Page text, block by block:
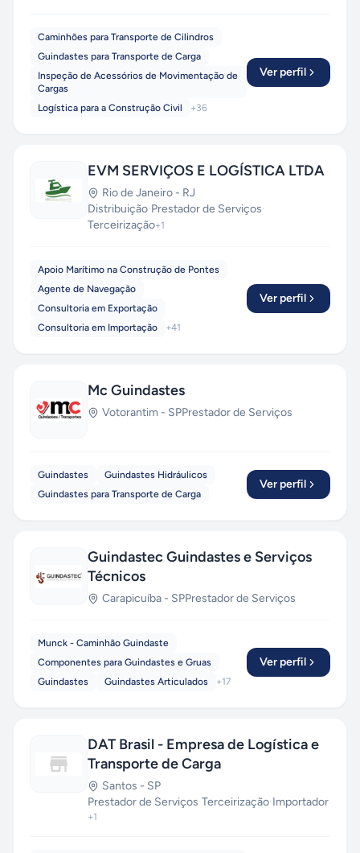
Caminhões para Transporte de Cilindros
Guindastes para Transporte de Carga
Inspeção de Acessórios de Movimentação de
Cargas
Logística para a Construção Civil
+36
Ver perfil
EVM SERVIÇOS E LOGÍSTICA LTDA
Rio de Janeiro - RJ
Distribuição·Prestador de Serviços·
Terceirização+1
Apoio Marítimo na Construção de Pontes
Agente de Navegação
Consultoria em Exportação
Consultoria em Importação
+41
Ver perfil
Mc Guindastes
Votorantim - SPPrestador de Serviços
Guindastes
Guindastes Hidráulicos
Guindastes para Transporte de Carga
Ver perfil
Guindastec Guindastes e Serviços
Técnicos
Carapicuíba - SPPrestador de Serviços
Munck - Caminhão Guindaste
Componentes para Guindastes e Gruas
Guindastes
Guindastes Articulados +17
Ver perfil
DAT Brasil - Empresa de Logística e
Transporte de Carga
Santos - SP
Prestador de Serviços·Terceirização·Importador
+1